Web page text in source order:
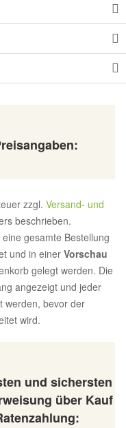
zzgl. Versand- und
beschrieben.
gesamte Bestellung
und in einer Vorschau
gelegt werden. Die
angezeigt und jeder
werden, bevor der
wird.
und sichersten
über Kauf